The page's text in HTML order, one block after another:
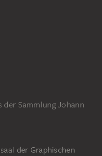
Sammlung Johann
der Graphischen